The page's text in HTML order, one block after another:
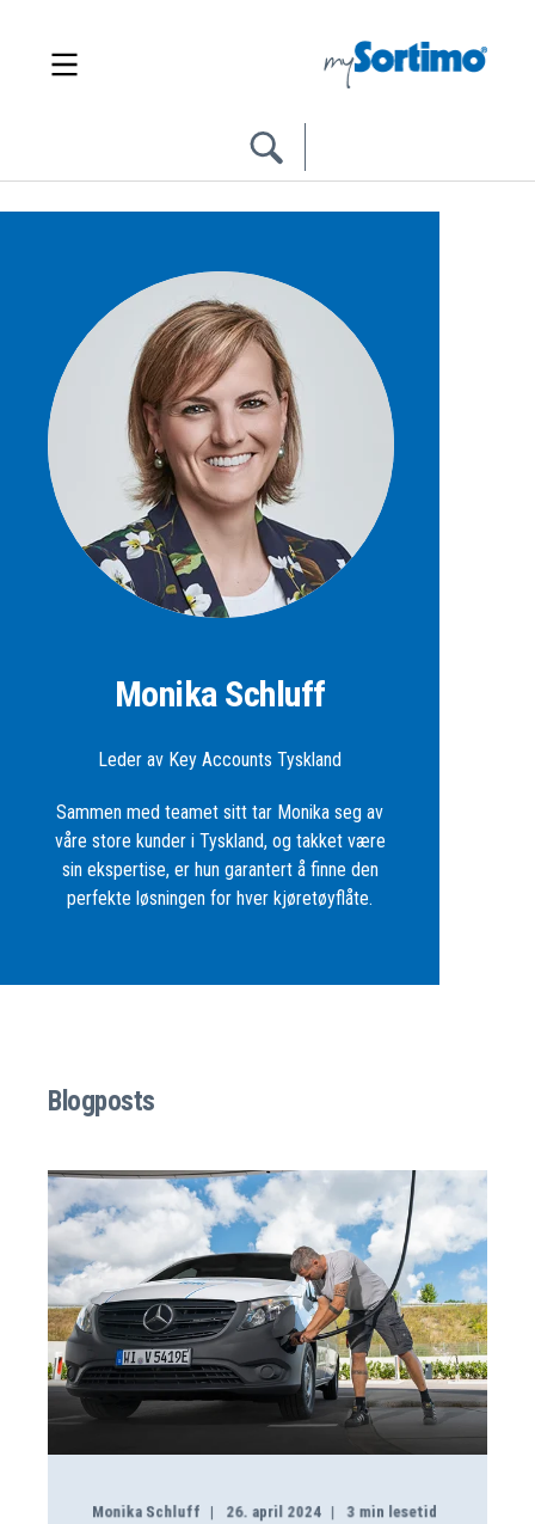
Monika Schluff
Leder av Key Accounts Tyskland
Sammen med teamet sitt tar Monika seg av
våre store kunder i Tyskland, og takket være
sin ekspertise, er hun garantert å finne den
perfekte løsningen for hver kjøretøyflåte.
Blogposts
Monika Schluff 26. april 2024 3 min lesetid